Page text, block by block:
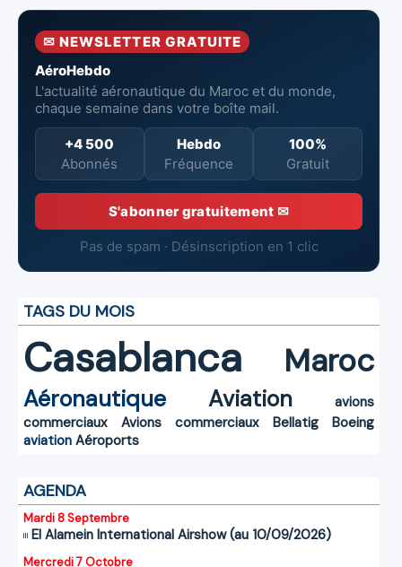
✉ NEWSLETTER GRATUITE
AéroHebdo
L'actualité aéronautique du Maroc et du monde,
chaque semaine dans votre boîte mail.
+4 500
Abonnés
Hebdo
Fréquence
100%
Gratuit
S'abonner gratuitement ✉
Pas de spam · Désinscription en 1 clic
TAGS DU MOIS
Casablanca Maroc
Aéronautique Aviation
avions
commerciaux
Avions commerciaux Bellatig
Boeing
aviation Aéroports
AGENDA
Mardi 8 Septembre
El Alamein International Airshow (au 10/09/2026)
Mercredi 7 Octobre